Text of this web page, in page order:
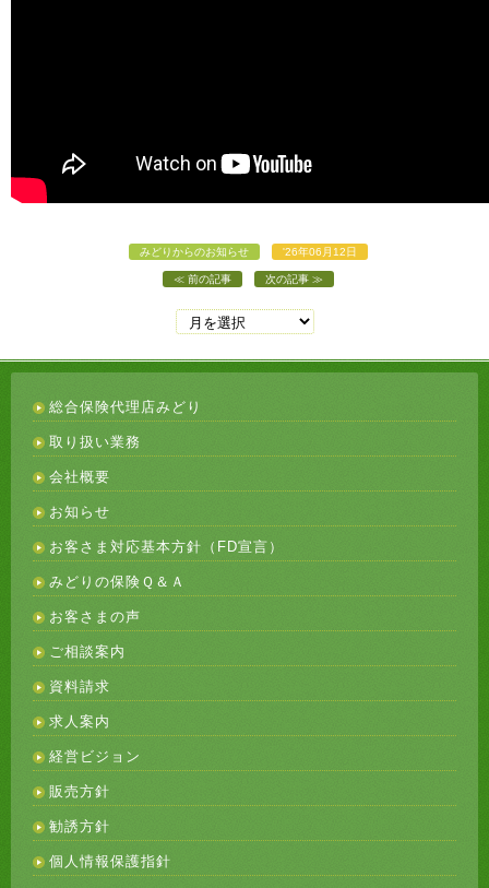
みどりからのお知らせ '26年06月12日
前の記事 次の記事
総合保険代理店みどり
取り扱い業務
会社概要
お知らせ
お客さま対応基本方針（FD宣言）
みどりの保険Ｑ＆Ａ
お客さまの声
ご相談案内
資料請求
求人案内
経営ビジョン
販売方針
勧誘方針
個人情報保護指針